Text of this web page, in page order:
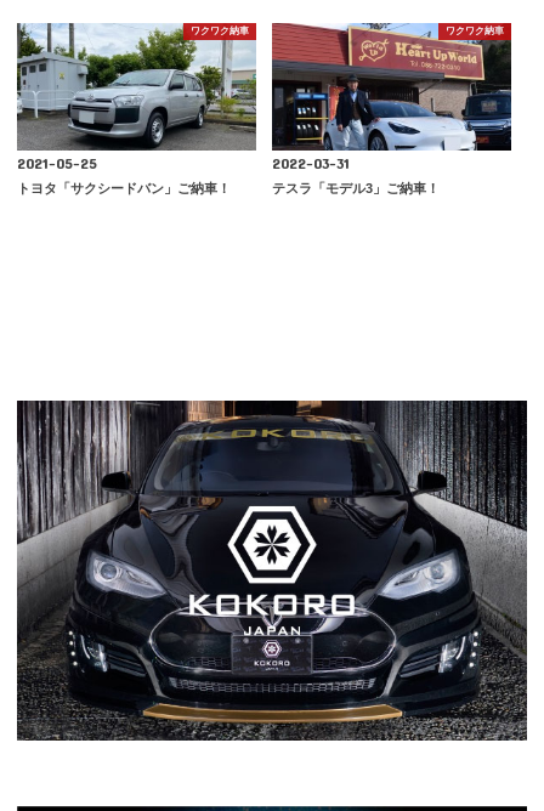
ワクワク納車
2021-05-25
トヨタ「サクシードバン」ご納車！
ワクワク納車
2022-03-31
テスラ「モデル3」ご納車！